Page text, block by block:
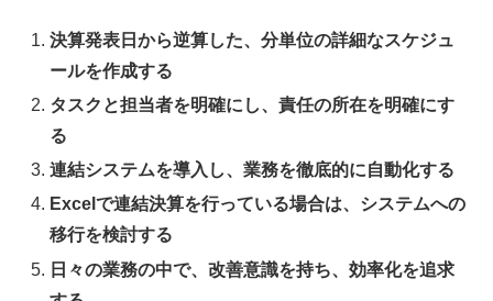
決算発表日から逆算した、分単位の詳細なスケジュ
ールを作成する
タスクと担当者を明確にし、責任の所在を明確にす
る
連結システムを導入し、業務を徹底的に自動化する
Excelで連結決算を行っている場合は、システムへの
移行を検討する
日々の業務の中で、改善意識を持ち、効率化を追求